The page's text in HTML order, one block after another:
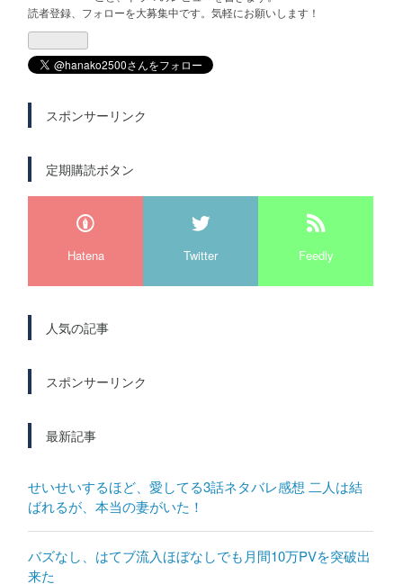
読者登録、フォローを大募集中です。気軽にお願いします！
スポンサーリンク
定期購読ボタン
Hatena Twitter Feedly
人気の記事
スポンサーリンク
最新記事
せいせいするほど、愛してる3話ネタバレ感想 二人は結
ばれるが、本当の妻がいた！
バズなし、はてブ流入ほぼなしでも月間10万PVを突破出
来た